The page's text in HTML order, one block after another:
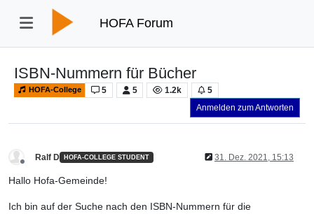
HOFA Forum
ISBN-Nummern für Bücher
HOFA-College 5 5 1.2k
5
Anmelden zum Antworten
Ralf D HOFA-COLLEGE STUDENT 31. Dez. 2021, 15:13
Hallo Hofa-Gemeinde!
Ich bin auf der Suche nach den ISBN-Nummern für die